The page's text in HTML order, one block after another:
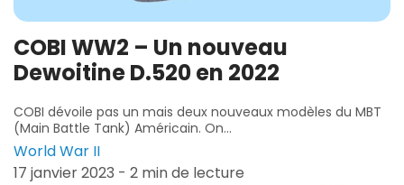
COBI WW2 – Un nouveau
Dewoitine D.520 en 2022
COBI dévoile pas un mais deux nouveaux modèles du MBT
(Main Battle Tank) Américain. On...
World War II
17 janvier 2023 - 2 min de lecture